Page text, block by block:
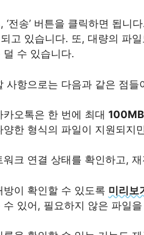
‘전송’ 버튼을 클릭하면 됩니
고 있습니다. 또, 대량의 파
수 있습니다.
사항으로는 다음과 같은 점들
오톡은 한 번에 최대 100MB
한 형식의 파일이 지원되지
크 연결 상태를 확인하고,
이 확인할 수 있도록 미리보
있어, 필요하지 않은 파일